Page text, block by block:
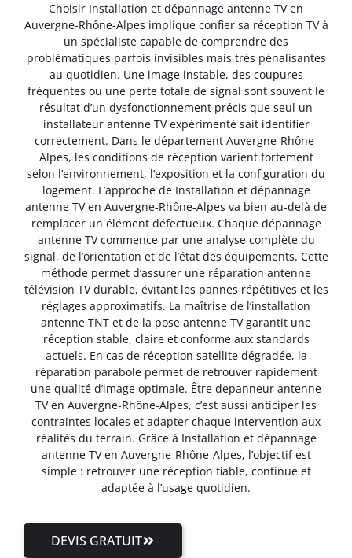
Choisir Installation et dépannage antenne TV en
Auvergne-Rhône-Alpes implique confier sa réception TV à
un spécialiste capable de comprendre des
problématiques parfois invisibles mais très pénalisantes
au quotidien. Une image instable, des coupures
fréquentes ou une perte totale de signal sont souvent le
résultat d’un dysfonctionnement précis que seul un
installateur antenne TV expérimenté sait identifier
correctement. Dans le département Auvergne-Rhône-
Alpes, les conditions de réception varient fortement
selon l’environnement, l’exposition et la configuration du
logement. L’approche de Installation et dépannage
antenne TV en Auvergne-Rhône-Alpes va bien au-delà de
remplacer un élément défectueux. Chaque dépannage
antenne TV commence par une analyse complète du
signal, de l’orientation et de l’état des équipements. Cette
méthode permet d’assurer une réparation antenne
télévision TV durable, évitant les pannes répétitives et les
réglages approximatifs. La maîtrise de l’installation
antenne TNT et de la pose antenne TV garantit une
réception stable, claire et conforme aux standards
actuels. En cas de réception satellite dégradée, la
réparation parabole permet de retrouver rapidement
une qualité d’image optimale. Être depanneur antenne
TV en Auvergne-Rhône-Alpes, c’est aussi anticiper les
contraintes locales et adapter chaque intervention aux
réalités du terrain. Grâce à Installation et dépannage
antenne TV en Auvergne-Rhône-Alpes, l’objectif est
simple : retrouver une réception fiable, continue et
adaptée à l’usage quotidien.
DEVIS GRATUIT